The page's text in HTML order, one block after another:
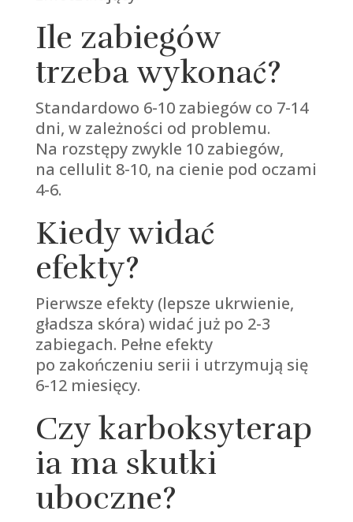
Ile zabiegów
trzeba wykonać?
Standardowo 6-10 zabiegów co 7-14
dni, w zależności od problemu.
Na rozstępy zwykle 10 zabiegów,
na cellulit 8-10, na cienie pod oczami
4-6.
Kiedy widać
efekty?
Pierwsze efekty (lepsze ukrwienie,
gładsza skóra) widać już po 2-3
zabiegach. Pełne efekty
po zakończeniu serii i utrzymują się
6-12 miesięcy.
Czy karboksyterap
ia ma skutki
uboczne?